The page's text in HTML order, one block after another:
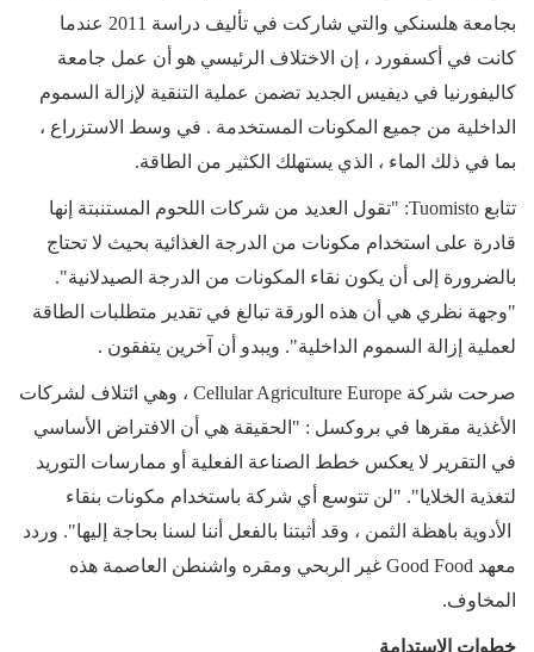
بجامعة هلسنكي والتي شاركت في تأليف دراسة 2011 عندما
كانت في أكسفورد ، إن الاختلاف الرئيسي هو أن عمل جامعة
كاليفورنيا في ديفيس الجديد تضمن عملية التنقية لإزالة السموم
الداخلية من جميع المكونات المستخدمة . في وسط الاستزراع ،
بما في ذلك الماء ، الذي يستهلك الكثير من الطاقة.
تتابع Tuomisto: "تقول العديد من شركات اللحوم المستنبتة إنها
قادرة على استخدام مكونات من الدرجة الغذائية بحيث لا تحتاج
بالضرورة إلى أن يكون نقاء المكونات من الدرجة الصيدلانية".
"وجهة نظري هي أن هذه الورقة تبالغ في تقدير متطلبات الطاقة
لعملية إزالة السموم الداخلية". ويبدو أن آخرين يتفقون .
صرحت شركة Cellular Agriculture Europe ، وهي ائتلاف لشركات
الأغذية مقرها في بروكسل : "الحقيقة هي أن الافتراض الأساسي
في التقرير لا يعكس خطط الصناعة الفعلية أو ممارسات التوريد
لتغذية الخلايا". "لن تتوسع أي شركة باستخدام مكونات بنقاء
الأدوية باهظة الثمن ، وقد أثبتنا بالفعل أننا لسنا بحاجة إليها". وردد
معهد Good Food غير الربحي ومقره واشنطن العاصمة هذه
المخاوف.
خطوات الاستدامة